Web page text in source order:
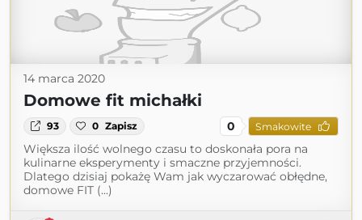
14 marca 2020
Domowe fit michałki
93 0 Zapisz 0 Smakowite
Większa ilość wolnego czasu to doskonała pora na
kulinarne eksperymenty i smaczne przyjemności.
Dlatego dzisiaj pokażę Wam jak wyczarować obłędne,
domowe FIT (...)